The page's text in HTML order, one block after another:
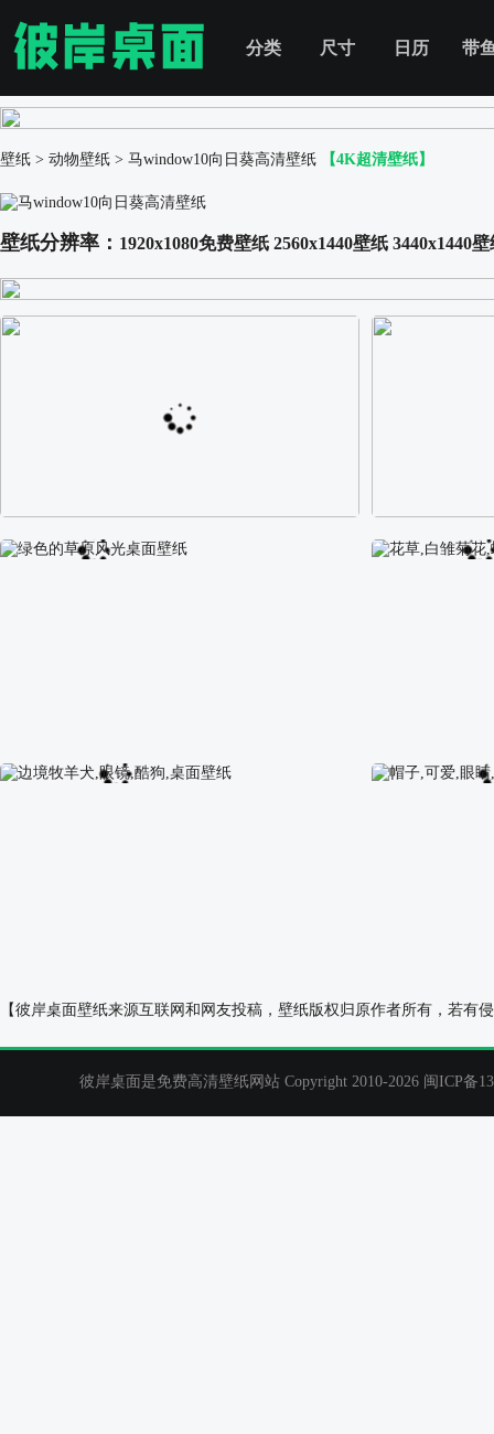
分类 尺寸 日历 带
壁纸 > 动物壁纸 > 马window10向日葵高清壁纸 【4K超清壁纸】
壁纸分辨率： 1920x1080免费壁纸 2560x1440壁纸 3440x1440壁
阿尔卑斯山区自然风景壁纸 校园长发可爱
绿色的草原风光桌面壁纸 花草,白雏菊花,
【彼岸桌面壁纸来源互联网和网友投稿，壁纸版权归原作者所有，若
彼岸桌面是免费高清壁纸网站 Copyright 2010-2026 闽ICP备